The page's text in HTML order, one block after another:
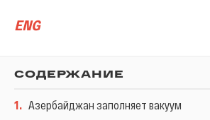
ENG
СОДЕРЖАНИЕ
1. Азербайджан заполняет вакуум